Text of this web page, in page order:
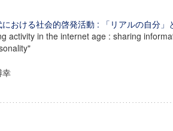
ー
おける社会的啓発活動 : 「リアルの自分
activity in the internet age : sharing
幸